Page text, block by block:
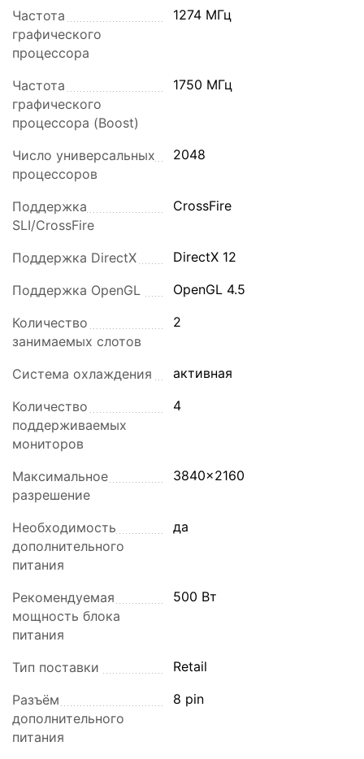
Частота
графического
процессора
1274 МГц
Частота
графического
процессора (Boost)
1750 МГц
Число универсальных
процессоров
2048
Поддержка
SLI/CrossFire
CrossFire
Поддержка DirectX DirectX 12
Поддержка OpenGL OpenGL 4.5
Количество
занимаемых слотов
2
Система охлаждения активная
Количество
поддерживаемых
мониторов
4
Максимальное
разрешение
3840x2160
Необходимость
дополнительного
питания
да
Рекомендуемая
мощность блока
питания
500 Вт
Тип поставки Retail
Разъём
дополнительного
питания
8 pin